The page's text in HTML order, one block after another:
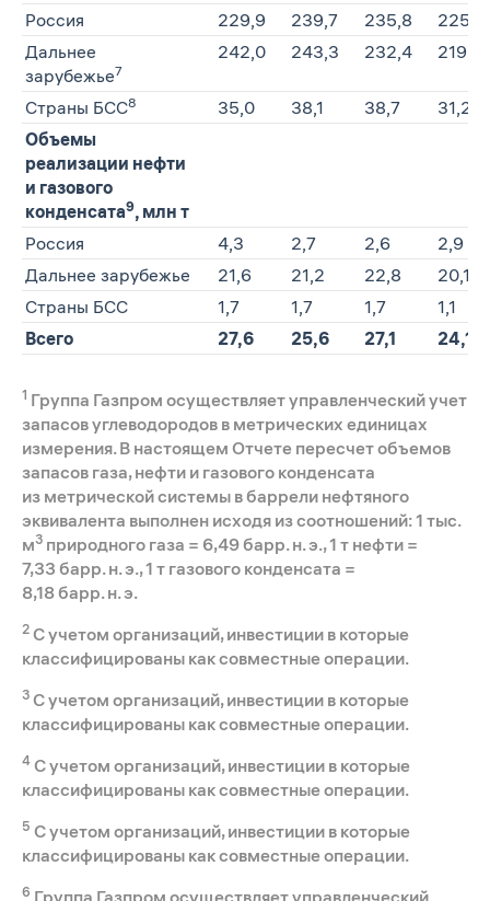
Россия 229,9 239,7 235,8
225,1
Дальнее
зарубежье7
242,0 243,3 232,4 219,0
Страны БСС8 35,0 38,1 38,7
31,2
Объемы
реализации нефти
и газового
конденсата9, млн т
Россия
4,3 2,7 2,6
2,9
Дальнее зарубежье
21,6 21,2 22,8
20,1
Страны БСС
1,7 1,7 1,7
1,1
Всего
27,6 25,6 27,1 24,1
1 Группа Газпром осуществляет управленческий учет
запасов углеводородов в метрических единицах
измерения. В настоящем Отчете пересчет объемов
запасов газа, нефти и газового конденсата
из метрической системы в баррели нефтяного
эквивалента выполнен исходя из соотношений: 1 тыс.
м3 природного газа = 6,49 барр. н. э., 1 т нефти =
7,33 барр. н. э., 1 т газового конденсата =
8,18 барр. н. э.
2 С учетом организаций, инвестиции в которые
классифицированы как совместные операции.
3 С учетом организаций, инвестиции в которые
классифицированы как совместные операции.
4 С учетом организаций, инвестиции в которые
классифицированы как совместные операции.
5 С учетом организаций, инвестиции в которые
классифицированы как совместные операции.
6 Группа Газпром осуществляет управленческий